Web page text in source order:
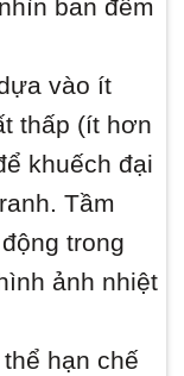
ban đêm
vào ít
thấp (ít hơn
khuếch đại
Tầm
trong
ảnh nhiệt
hạn chế